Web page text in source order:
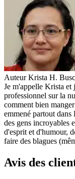
Auteur Krista H.
Je m'appelle Krista et
professionnel sur la
comment bien
emmené partout
des gens incroyables
d'esprit et d'humour,
faire des blagues
Avis des